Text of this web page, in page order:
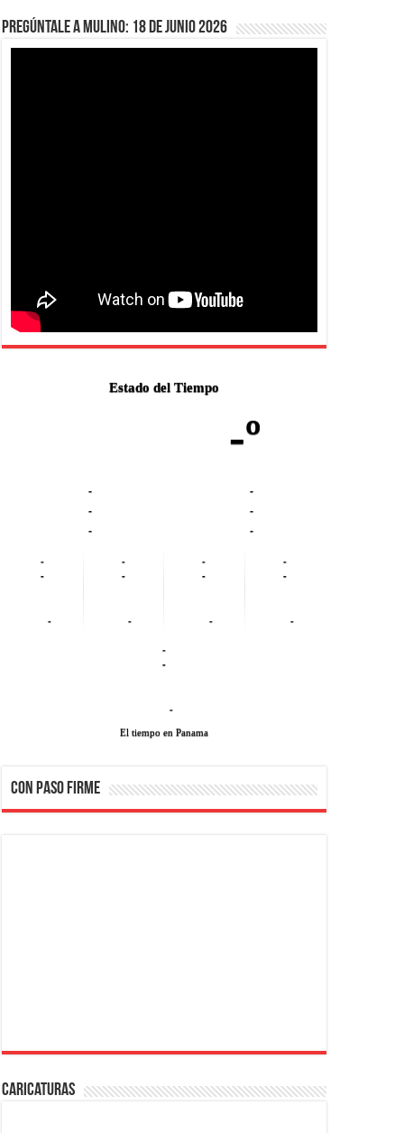
Pregúntale a Mulino: 18 de junio 2026
Estado del Tiempo
-º
-
-
-
-
-
-
-
-
-
-
-
-
-
-
-
-
-
-
-
-
-
El tiempo en Panama
CON PASO FIRME
Caricaturas